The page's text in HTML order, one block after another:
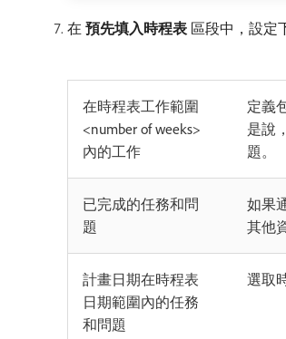
在​ 預先填入時程表 區段中，設定
在時程表工作範圍
<number of weeks>
內的工作
定義
是說
題。
已完成的任務和問
題
如果
其他
計畫日期在時程表
日期範圍內的任務
和問題
選取